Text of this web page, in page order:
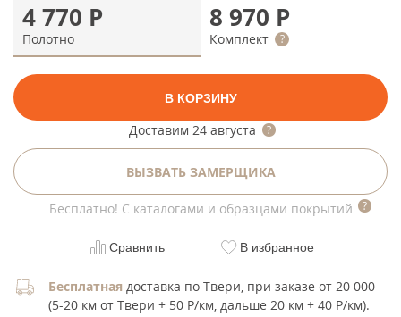
4 770 Р
Полотно
8 970 Р
Комплект
В КОРЗИНУ
Доставим 24 августа
ВЫЗВАТЬ ЗАМЕРЩИКА
Бесплатно! С каталогами и образцами покрытий
Сравнить В избранное
Бесплатная доставка по Твери, при заказе от 20 000
(5-20 км от Твери + 50 Р/км, дальше 20 км + 40 Р/км).